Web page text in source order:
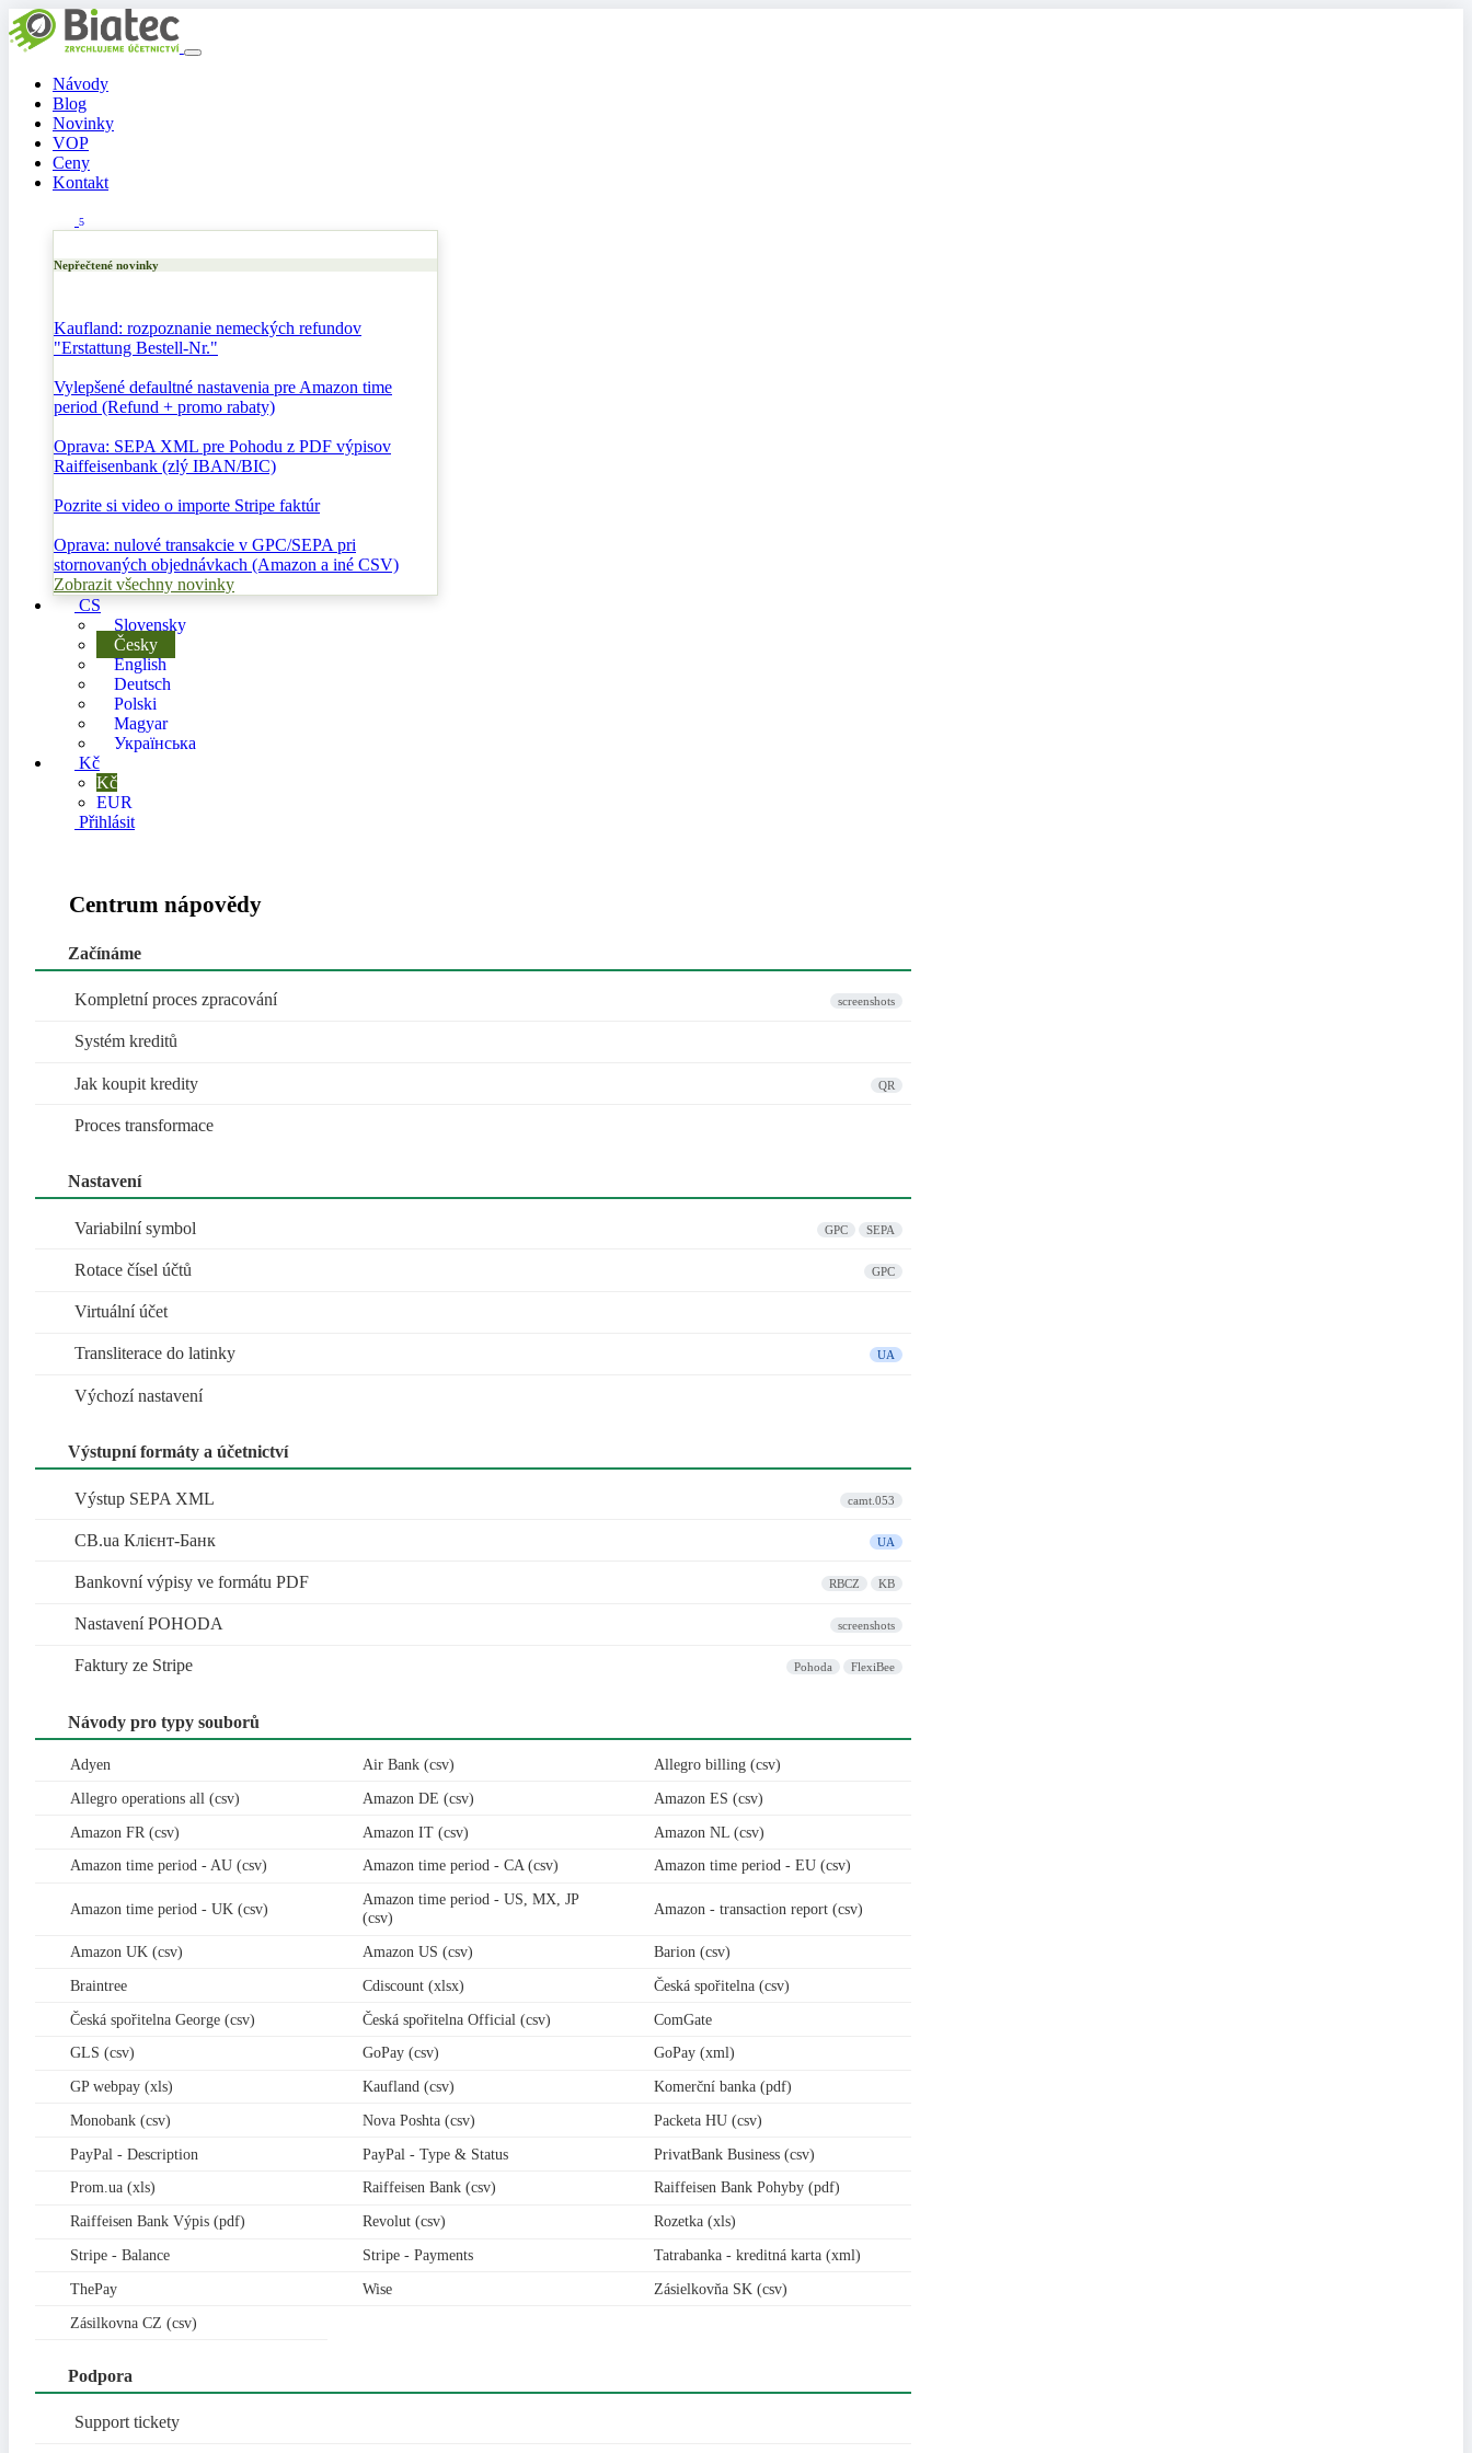
Návody
Blog
Novinky
VOP
Ceny
Kontakt
5
Nepřečtené novinky
Kaufland: rozpoznanie nemeckých refundov
"Erstattung Bestell-Nr."
Vylepšené defaultné nastavenia pre Amazon time
period (Refund + promo rabaty)
Oprava: SEPA XML pre Pohodu z PDF výpisov
Raiffeisenbank (zlý IBAN/BIC)
Pozrite si video o importe Stripe faktúr
Oprava: nulové transakcie v GPC/SEPA pri
stornovaných objednávkach (Amazon a iné CSV)
Zobrazit všechny novinky
CS
Slovensky
Česky
English
Deutsch
Polski
Magyar
Українська
Kč
Kč
EUR
Přihlásit
Centrum nápovědy
Začínáme
Kompletní proces zpracování screenshots
Systém kreditů
Jak koupit kredity QR
Proces transformace
Nastavení
Variabilní symbol GPC SEPA
Rotace čísel účtů GPC
Virtuální účet
Transliterace do latinky UA
Výchozí nastavení
Výstupní formáty a účetnictví
Výstup SEPA XML camt.053
CB.ua Клієнт-Банк UA
Bankovní výpisy ve formátu PDF RBCZ KB
Nastavení POHODA screenshots
Faktury ze Stripe Pohoda FlexiBee
Návody pro typy souborů
Adyen Air Bank (csv)
Allegro billing (csv)
Allegro operations all (csv)
Amazon DE (csv)
Amazon ES (csv)
Amazon FR (csv)
Amazon IT (csv)
Amazon NL (csv)
Amazon time period - AU (csv)
Amazon time period - CA (csv) Amazon time period - EU (csv)
Amazon time period - UK (csv)
Amazon time period - US, MX, JP
(csv)
Amazon - transaction report (csv)
Amazon UK (csv) Amazon US (csv)
Barion (csv)
Braintree
Cdiscount (xlsx)
Česká spořitelna (csv)
Česká spořitelna George (csv)
Česká spořitelna Official (csv)
ComGate
GLS (csv)
GoPay (csv)
GoPay (xml)
GP webpay (xls)
Kaufland (csv)
Komerční banka (pdf)
Monobank (csv)
Nova Poshta (csv)
Packeta HU (csv)
PayPal - Description
PayPal - Type & Status
PrivatBank Business (csv)
Prom.ua (xls)
Raiffeisen Bank (csv)
Raiffeisen Bank Pohyby (pdf)
Raiffeisen Bank Výpis (pdf)
Revolut (csv)
Rozetka (xls)
Stripe - Balance
Stripe - Payments
Tatrabanka - kreditná karta (xml)
ThePay
Wise
Zásielkovňa SK (csv)
Zásilkovna CZ (csv)
Podpora
Support tickety